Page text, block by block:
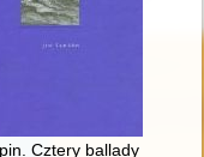
Cztery ballady